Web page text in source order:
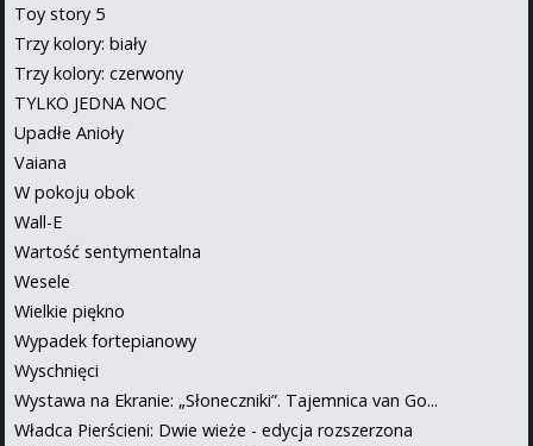
Toy story 5
Trzy kolory: biały
Trzy kolory: czerwony
TYLKO JEDNA NOC
Upadłe Anioły
Vaiana
W pokoju obok
Wall-E
Wartość sentymentalna
Wesele
Wielkie piękno
Wypadek fortepianowy
Wyschnięci
Wystawa na Ekranie: „Słoneczniki”. Tajemnica van Go...
Władca Pierścieni: Dwie wieże - edycja rozszerzona